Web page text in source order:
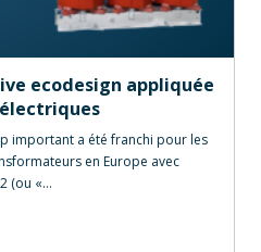
ecodesign appliquée
important a été franchi pour les
en Europe avec
(ou «…